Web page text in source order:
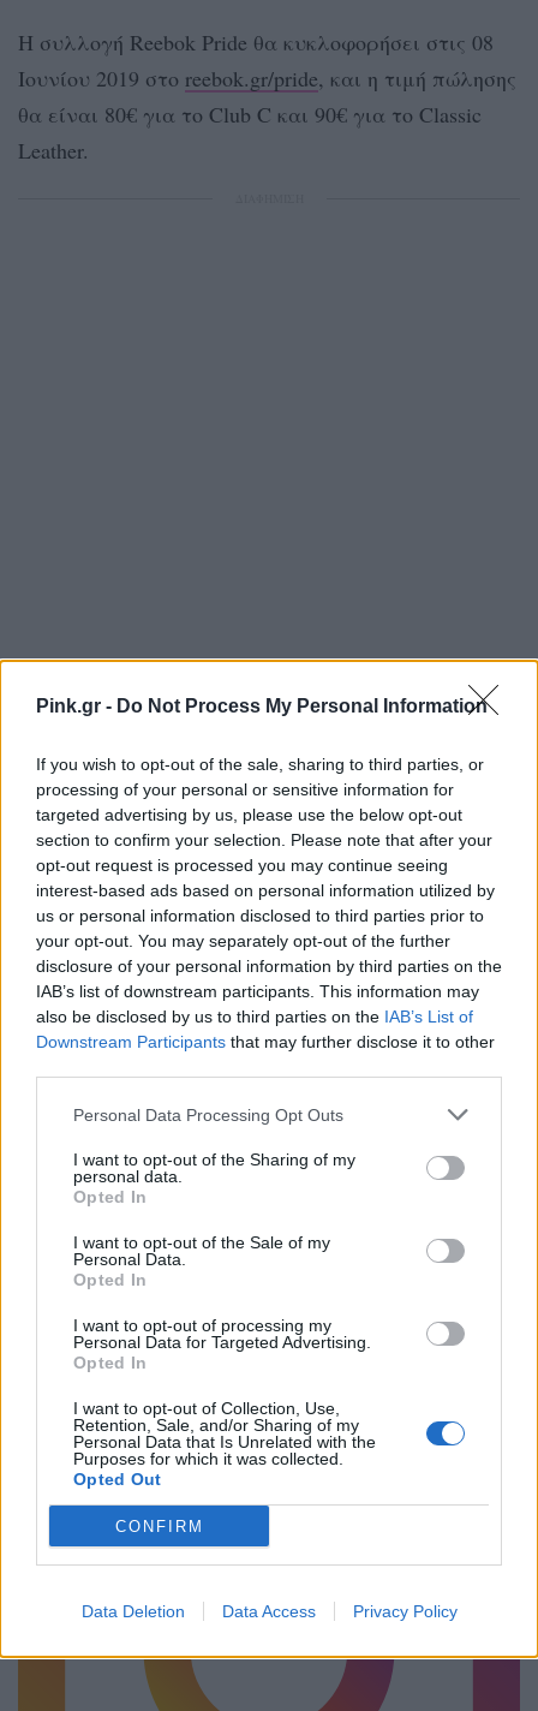
Pink.gr - Do Not Process My Personal Information
If you wish to opt-out of the sale, sharing to third parties, or
processing of your personal or sensitive information for
targeted advertising by us, please use the below opt-out
section to confirm your selection. Please note that after your
opt-out request is processed you may continue seeing
interest-based ads based on personal information utilized by
us or personal information disclosed to third parties prior to
your opt-out. You may separately opt-out of the further
disclosure of your personal information by third parties on the
IAB’s list of downstream participants. This information may
also be disclosed by us to third parties on the IAB’s List of
Downstream Participants that may further disclose it to other
Personal Data Processing Opt Outs
I want to opt-out of the Sharing of my
personal data.
Opted In
I want to opt-out of the Sale of my
Personal Data.
Opted In
I want to opt-out of processing my
Personal Data for Targeted Advertising.
Opted In
I want to opt-out of Collection, Use,
Retention, Sale, and/or Sharing of my
Personal Data that Is Unrelated with the
Purposes for which it was collected.
Opted Out
CONFIRM
Data Deletion Data Access Privacy Policy
Η συλλογή Reebok Pride θα κυκλοφορήσει στις 08
Ιουνίου 2019 στο reebok.gr/pride, και η τιμή πώλησης
θα είναι 80€ για το Club C και 90€ για το Classic
Leather.
πρώτοιτα πιο hot νέα.